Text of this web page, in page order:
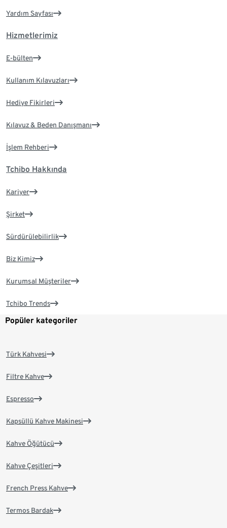
Yardım Sayfası
Hizmetlerimiz
E-bülten
Kullanım Kılavuzları
Hediye Fikirleri
Kılavuz & Beden Danışmanı
İşlem Rehberi
Tchibo Hakkında
Kariyer
Şirket
Sürdürülebilirlik
Biz Kimiz
Kurumsal Müşteriler
Tchibo Trends
Popüler kategoriler
Türk Kahvesi
Filtre Kahve
Espresso
Kapsüllü Kahve Makinesi
Kahve Öğütücü
Kahve Çeşitleri
French Press Kahve
Termos Bardak